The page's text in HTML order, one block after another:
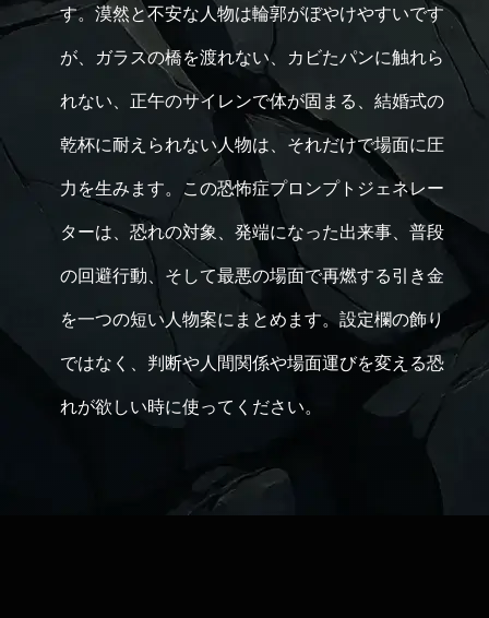
す。漠然と不安な人物は輪郭がぼやけやすいです
が、ガラスの橋を渡れない、カビたパンに触れら
れない、正午のサイレンで体が固まる、結婚式の
乾杯に耐えられない人物は、それだけで場面に圧
力を生みます。この恐怖症プロンプトジェネレー
ターは、恐れの対象、発端になった出来事、普段
の回避行動、そして最悪の場面で再燃する引き金
を一つの短い人物案にまとめます。設定欄の飾り
ではなく、判断や人間関係や場面運びを変える恐
れが欲しい時に使ってください。